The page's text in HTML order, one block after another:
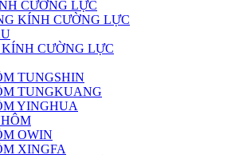
CƯỜNG LỰC
KÍNH CƯỜNG LỰC
CƯỜNG LỰC
TUNGSHIN
TUNGKUANG
YINGHUA
OWIN
XINGFA